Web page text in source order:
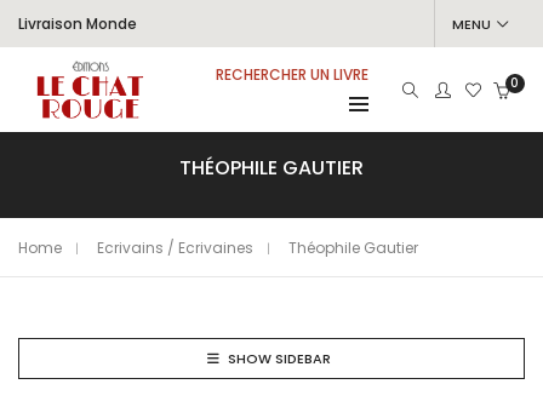
Livraison Monde MENU
RECHERCHER UN LIVRE 0
THÉOPHILE GAUTIER
Home Ecrivains / Ecrivaines Théophile Gautier
SHOW SIDEBAR